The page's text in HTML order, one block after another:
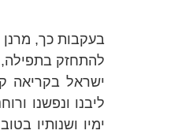
בעקבות כך, מרנן
להתחזק
ישראל בקריאה
ליבנו ונפשנו
ימיו ושנותיו